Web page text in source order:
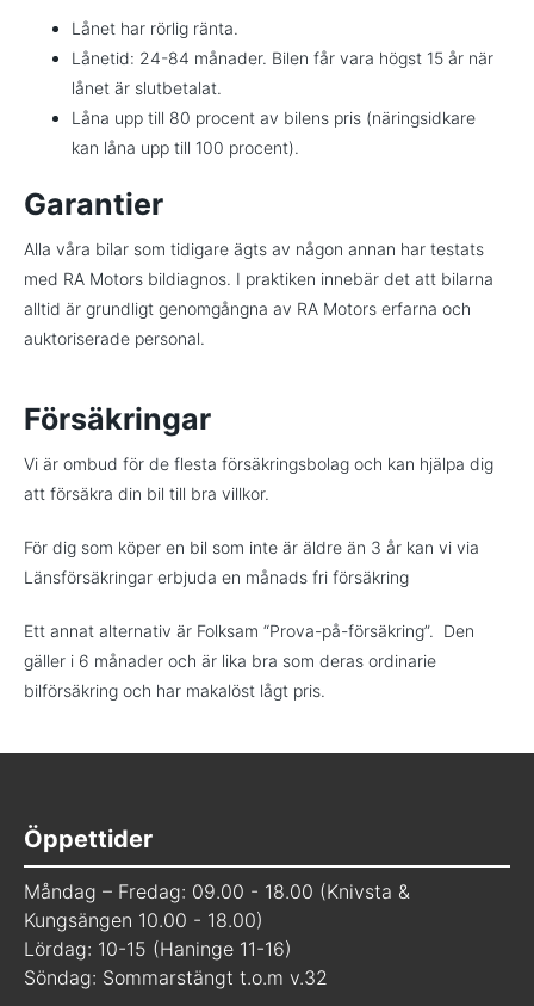
Lånet har rörlig ränta.
Lånetid: 24-84 månader. Bilen får vara högst 15 år när
lånet är slutbetalat.
Låna upp till 80 procent av bilens pris (näringsidkare
kan låna upp till 100 procent).
Garantier
Alla våra bilar som tidigare ägts av någon annan har testats
med RA Motors bildiagnos. I praktiken innebär det att bilarna
alltid är grundligt genomgångna av RA Motors erfarna och
auktoriserade personal.
Försäkringar
Vi är ombud för de flesta försäkringsbolag och kan hjälpa dig
att försäkra din bil till bra villkor.
För dig som köper en bil som inte är äldre än 3 år kan vi via
Länsförsäkringar erbjuda en månads fri försäkring
Ett annat alternativ är Folksam “Prova-på-försäkring”. Den
gäller i 6 månader och är lika bra som deras ordinarie
bilförsäkring och har makalöst lågt pris.
Öppettider
Måndag – Fredag: 09.00 - 18.00 (Knivsta &
Kungsängen 10.00 - 18.00)
Lördag: 10-15 (Haninge 11-16)
Söndag: Sommarstängt t.o.m v.32